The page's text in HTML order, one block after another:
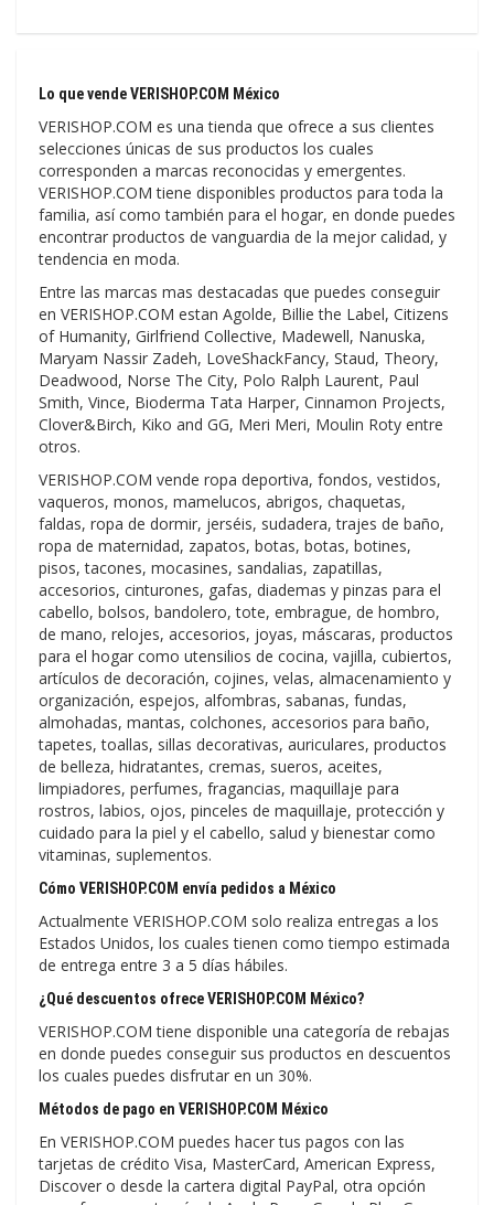
Lo que vende VERISHOP.COM México
VERISHOP.COM es una tienda que ofrece a sus clientes
selecciones únicas de sus productos los cuales
corresponden a marcas reconocidas y emergentes.
VERISHOP.COM tiene disponibles productos para toda la
familia, así como también para el hogar, en donde puedes
encontrar productos de vanguardia de la mejor calidad, y
tendencia en moda.
Entre las marcas mas destacadas que puedes conseguir
en VERISHOP.COM estan Agolde, Billie the Label, Citizens
of Humanity, Girlfriend Collective, Madewell, Nanuska,
Maryam Nassir Zadeh, LoveShackFancy, Staud, Theory,
Deadwood, Norse The City, Polo Ralph Laurent, Paul
Smith, Vince, Bioderma Tata Harper, Cinnamon Projects,
Clover&Birch, Kiko and GG, Meri Meri, Moulin Roty entre
otros.
VERISHOP.COM vende ropa deportiva, fondos, vestidos,
vaqueros, monos, mamelucos, abrigos, chaquetas,
faldas, ropa de dormir, jerséis, sudadera, trajes de baño,
ropa de maternidad, zapatos, botas, botas, botines,
pisos, tacones, mocasines, sandalias, zapatillas,
accesorios, cinturones, gafas, diademas y pinzas para el
cabello, bolsos, bandolero, tote, embrague, de hombro,
de mano, relojes, accesorios, joyas, máscaras, productos
para el hogar como utensilios de cocina, vajilla, cubiertos,
artículos de decoración, cojines, velas, almacenamiento y
organización, espejos, alfombras, sabanas, fundas,
almohadas, mantas, colchones, accesorios para baño,
tapetes, toallas, sillas decorativas, auriculares, productos
de belleza, hidratantes, cremas, sueros, aceites,
limpiadores, perfumes, fragancias, maquillaje para
rostros, labios, ojos, pinceles de maquillaje, protección y
cuidado para la piel y el cabello, salud y bienestar como
vitaminas, suplementos.
Cómo VERISHOP.COM envía pedidos a México
Actualmente VERISHOP.COM solo realiza entregas a los
Estados Unidos, los cuales tienen como tiempo estimada
de entrega entre 3 a 5 días hábiles.
¿Qué descuentos ofrece VERISHOP.COM México?
VERISHOP.COM tiene disponible una categoría de rebajas
en donde puedes conseguir sus productos en descuentos
los cuales puedes disfrutar en un 30%.
Métodos de pago en VERISHOP.COM México
En VERISHOP.COM puedes hacer tus pagos con las
tarjetas de crédito Visa, MasterCard, American Express,
Discover o desde la cartera digital PayPal, otra opción